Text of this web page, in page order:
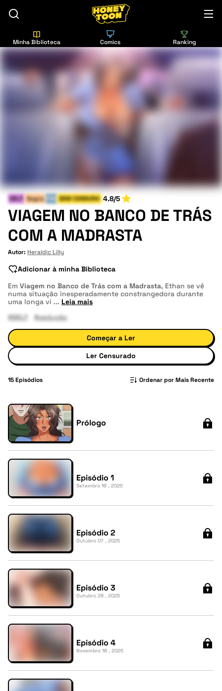
Minha Biblioteca Comics Ranking
MILF Sogra SEM CENSURA 4.8/5
VIAGEM NO BANCO DE TRÁS
COM A MADRASTA
Autor: Heraldic Lilly
Adicionar à minha Biblioteca
Em Viagem no Banco de Trás com a Madrasta, Ethan se vê
numa situação inesperadamente constrangedora durante
uma longa vi ... Leia mais
#MILF
#sedução
Começar a Ler
Ler Censurado
15Episódios Ordenar por Mais Recente
Prólogo
Episódio 1
Setembro 16 , 2025
Episódio 2
Outubro 07 , 2025
Episódio 3
Outubro 28 , 2025
Episódio 4
Novembro 18 , 2025